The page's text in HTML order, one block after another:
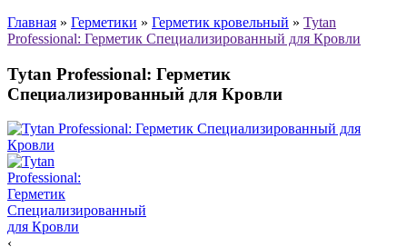
Главная » Герметики » Герметик кровельный » Tytan
Professional: Герметик Специализированный для Кровли
Tytan Professional: Герметик
Специализированный для Кровли
‹